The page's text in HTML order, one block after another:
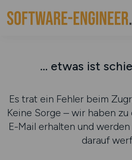
... etwas ist
Es trat ein Fehler beim
Keine Sorge – wir haben
E-Mail erhalten und
darauf